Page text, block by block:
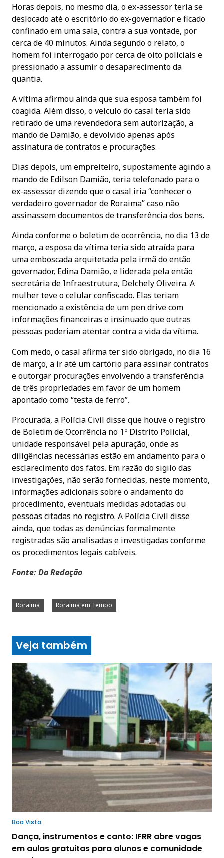
Horas depois, no mesmo dia, o ex-assessor teria se
deslocado até o escritório do ex-governador e ficado
confinado em uma sala, contra a sua vontade, por
cerca de 40 minutos. Ainda segundo o relato, o
homem foi interrogado por cerca de oito policiais e
pressionado a assumir o desaparecimento da
quantia.
A vítima afirmou ainda que sua esposa também foi
coagida. Além disso, o veículo do casal teria sido
retirado de uma revendedora sem autorização, a
mando de Damião, e devolvido apenas após
assinatura de contratos e procurações.
Dias depois, um empreiteiro, supostamente agindo a
mando de Edilson Damião, teria telefonado para o
ex-assessor dizendo que o casal iria “conhecer o
verdadeiro governador de Roraima” caso não
assinassem documentos de transferência dos bens.
Ainda conforme o boletim de ocorrência, no dia 13 de
março, a esposa da vítima teria sido atraída para
uma emboscada arquitetada pela irmã do então
governador, Edina Damião, e liderada pela então
secretária de Infraestrutura, Delchely Oliveira. A
mulher teve o celular confiscado. Elas teriam
mencionado a existência de um pen drive com
informações financeiras e insinuado que outras
pessoas poderiam atentar contra a vida da vítima.
Com medo, o casal afirma ter sido obrigado, no dia 16
de março, a ir até um cartório para assinar contratos
e outorgar procurações envolvendo a transferência
de três propriedades em favor de um homem
apontado como “testa de ferro”.
Procurada, a Polícia Civil disse que houve o registro
de Boletim de Ocorrência no 1º Distrito Policial,
unidade responsável pela apuração, onde as
diligências necessárias estão em andamento para o
esclarecimento dos fatos. Em razão do sigilo das
investigações, não serão fornecidas, neste momento,
informações adicionais sobre o andamento do
procedimento, eventuais medidas adotadas ou
pessoas citadas no registro. A Polícia Civil disse
ainda, que todas as denúncias formalmente
registradas são analisadas e investigadas conforme
os procedimentos legais cabíveis.
Fonte: Da Redação
Roraima Roraima em Tempo
Veja também
Boa Vista
Dança, instrumentos e canto: IFRR abre vagas
em aulas gratuitas para alunos e comunidade